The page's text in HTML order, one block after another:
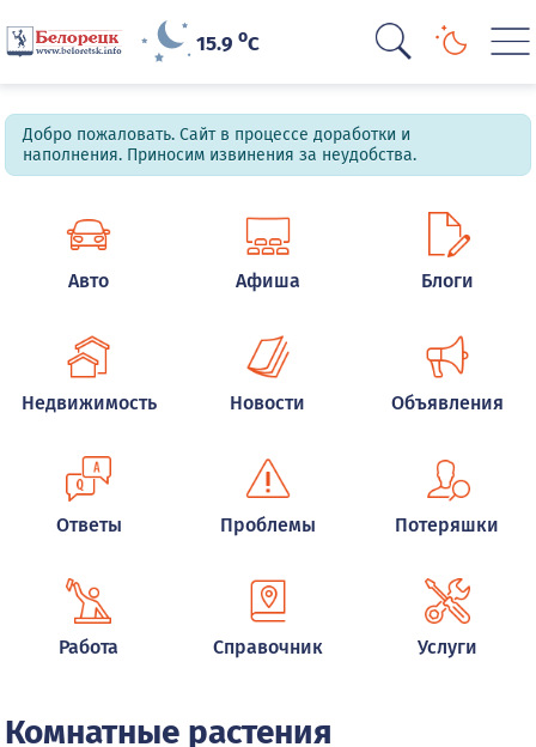
15.9oC
Добро пожаловать. Сайт в процессе доработки и
наполнения. Приносим извинения за неудобства.
Авто Афиша Блоги
Недвижимость Новости Объявления
Ответы Проблемы Потеряшки
Работа Справочник Услуги
Комнатные растения